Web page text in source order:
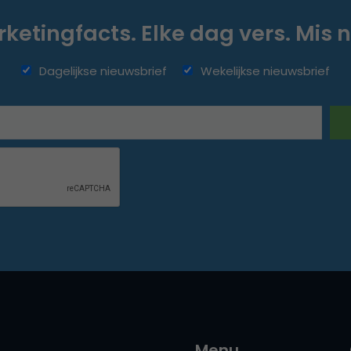
Elke dag vers. Mis
Dagelijkse nieuwsbrief Wekelijkse nieuwsbrief